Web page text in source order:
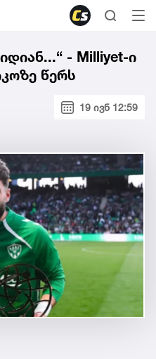
- Milliyet-ი
წერს
19 ივნ 12:59